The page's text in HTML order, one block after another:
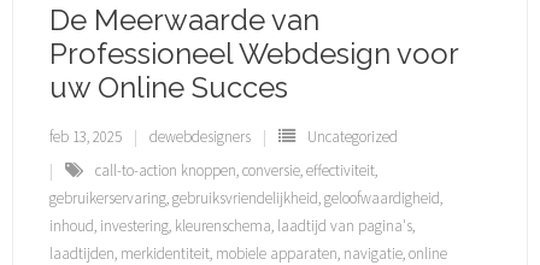
De Meerwaarde van
Professioneel Webdesign voor
uw Online Succes
feb 13, 2025 dewebdesigners
Uncategorized
call-to-action knoppen,conversie,effectiviteit,
gebruikerservaring,gebruiksvriendelijkheid,geloofwaardigheid,
inhoud, investering, kleurenschema, laadtijd van pagina's,
laadtijden, merkidentiteit, mobiele apparaten, navigatie,online